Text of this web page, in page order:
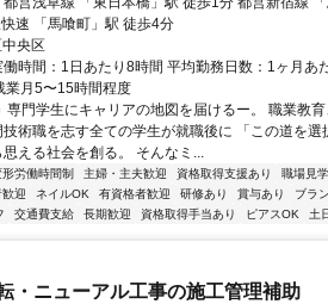
速 「馬喰町」駅 徒歩4分
央区
時間：1日あたり8時間 平均勤務日数：1ヶ月あ
業月5〜15時間程度
専門学生にキャリアの地図を届けるー。 職業教
術職を志す全ての学生が就職後に 「この道を選
える社会を創る。 そんなミ...
形労働時間制 主婦・主夫歓迎 資格取得支援あり 職場見
迎 ネイルOK 有資格者歓迎 研修あり 賞与あり ブラ
交通費支給 長期歓迎 資格取得手当あり ピアスOK 土
・ニューアル工事の施工管理補助